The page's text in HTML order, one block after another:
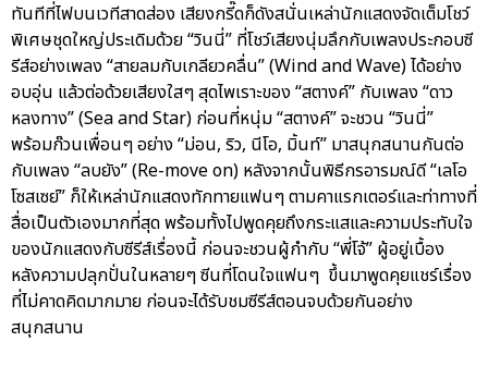
ทันทีที่ไฟบนเวทีสาดส่อง เสียงกรี๊ดก็ดังสนั่นเหล่านักแสดงจัดเต็มโชว์
พิเศษชุดใหญ่ประเดิมด้วย “วินนี่” ที่โชว์เสียงนุ่มลึกกับเพลงประกอบซี
รีส์อย่างเพลง “สายลมกับเกลียวคลื่น” (Wind and Wave) ได้อย่าง
อบอุ่น แล้วต่อด้วยเสียงใสๆ สุดไพเราะของ “สตางค์” กับเพลง “ดาว
หลงทาง” (Sea and Star) ก่อนที่หนุ่ม “สตางค์” จะชวน “วินนี่”
พร้อมก๊วนเพื่อนๆ อย่าง “ม่อน, ริว, นีโอ, มิ้นท์” มาสนุกสนานกันต่อ
กับเพลง “ลบยัง” (Re-move on) หลังจากนั้นพิธีกรอารมณ์ดี “เลโอ
โซสเซย์” ก็ให้เหล่านักแสดงทักทายแฟนๆ ตามคาแรกเตอร์และท่าทางที่
สื่อเป็นตัวเองมากที่สุด พร้อมทั้งไปพูดคุยถึงกระแสและความประทับใจ
ของนักแสดงกับซีรีส์เรื่องนี้ ก่อนจะชวนผู้กำกับ “พี่โจ้” ผู้อยู่เบื้อง
หลังความปลุกปั่นในหลายๆ ซีนที่โดนใจแฟนๆ ขึ้นมาพูดคุยแชร์เรื่อง
ที่ไม่คาดคิดมากมาย ก่อนจะได้รับชมซีรีส์ตอนจบด้วยกันอย่าง
สนุกสนาน